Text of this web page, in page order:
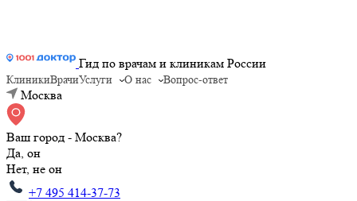
Гид по врачам и клиникам России
КлиникиВрачиУслуги О нас Вопрос-ответ
Москва
Ваш город - Москва?
Да, он
Нет, не он
+7 495 414-37-73